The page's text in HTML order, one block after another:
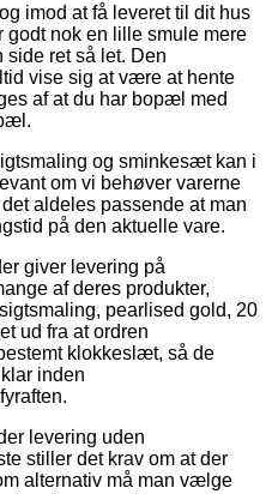
imod at få leveret til dit hus
godt nok en lille smule mere
side ret så let. Den
vise sig at være at hente
af at du har bopæl med
og sminkesæt kan i
om vi behøver varerne
aldeles passende at man
på den aktuelle vare.
giver levering på
af deres produkter,
pearlised gold, 20
ud fra at ordren
klokkeslæt, så de
inden
levering uden
stiller det krav om at der
alternativ må man vælge